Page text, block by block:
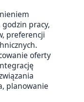
pracy,
preferencji
oferty
planowanie